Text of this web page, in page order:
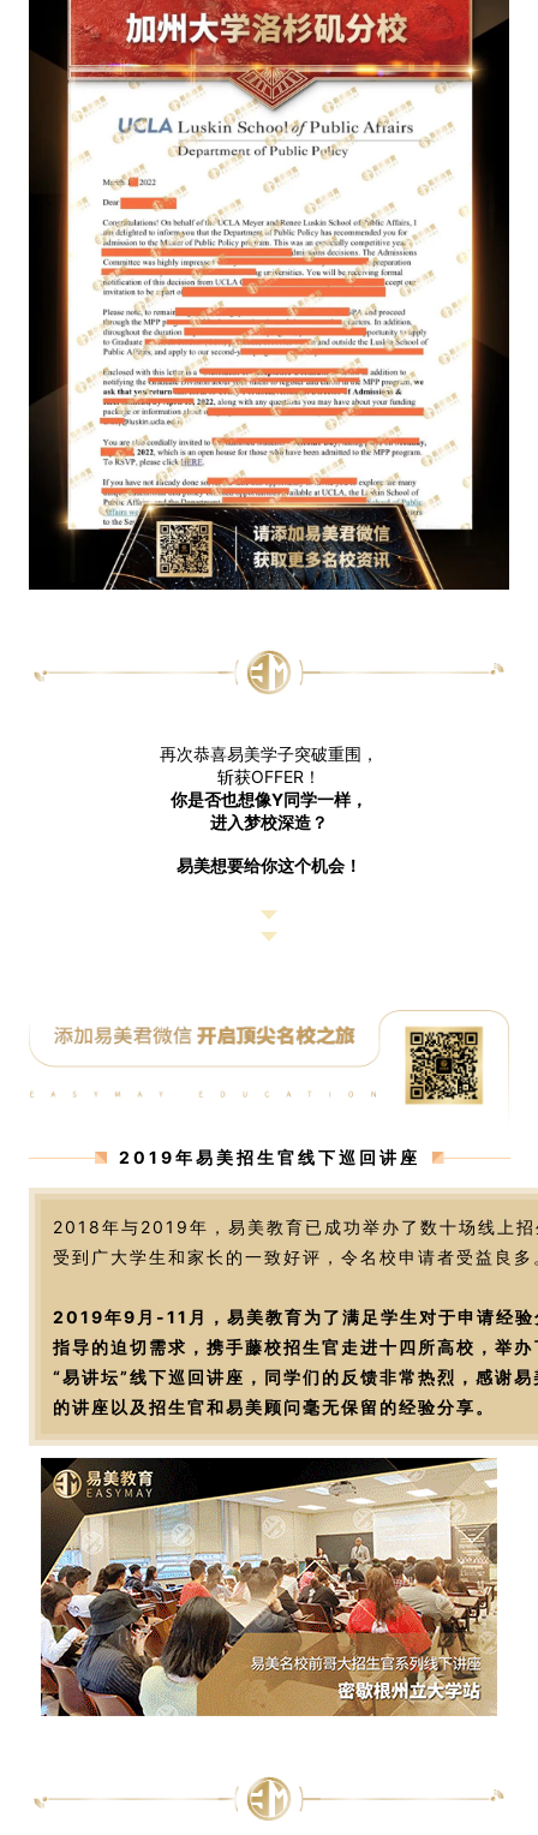
再次恭喜易美学子突破重围，
斩获OFFER！
你是否也想像Y同学一样，
进入梦校深造？
易美想要给你这个机会！
2019年易美招生官线下巡回讲座
2018年与2019年，易美教育已成功举办了数十场线上
受到广大学生和家长的一致好评，令名校申请者受益良多
2019年9月-11月，易美教育为了满足学生对于申请经验
指导的迫切需求，携手藤校招生官走进十四所高校，举
“易讲坛”线下巡回讲座，同学们的反馈非常热烈，感谢
的讲座以及招生官和易美顾问毫无保留的经验分享。